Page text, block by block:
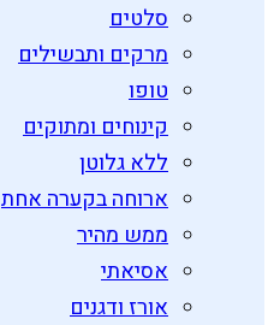
סלטים
מרקים ותבשילים
טופו
קינוחים ומתוקים
ללא גלוטן
ארוחה בקערה אחת
ממש מהיר
אסיאתי
אורז ודגנים